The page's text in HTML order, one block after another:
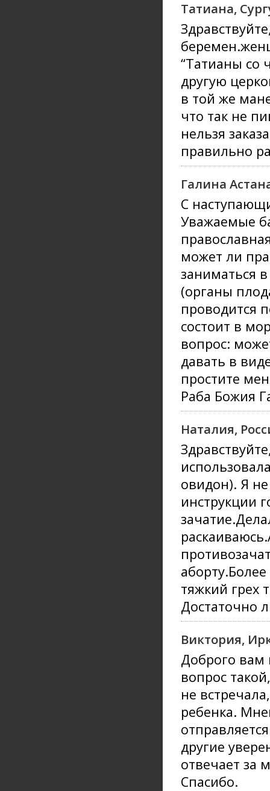
Татиана,
“Татианы со
другую
в той же
что так не
нельзя
правильно
Галина
С
Уважаемые
может ли
заниматься
(органы
проводится
состоит в
вопрос:
давать в
простите
Раба Божия
Наталия,
овидон). Я
инструкции
тяжкий грех
Достаточно
Виктория,
Доброго вам
вопрос
не
ребенка.
другие
отвечает за
Спасибо.